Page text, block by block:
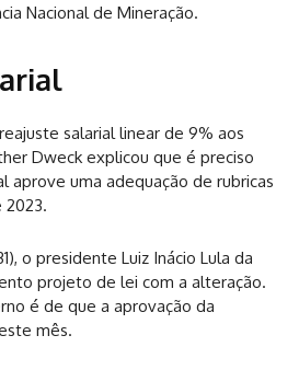
Nacional de Mineração.
salarial linear de 9% aos
Dweck explicou que é preciso
aprove uma adequação de rubricas
2023.
o presidente Luiz Inácio Lula da
projeto de lei com a alteração.
é de que a aprovação da
mês.